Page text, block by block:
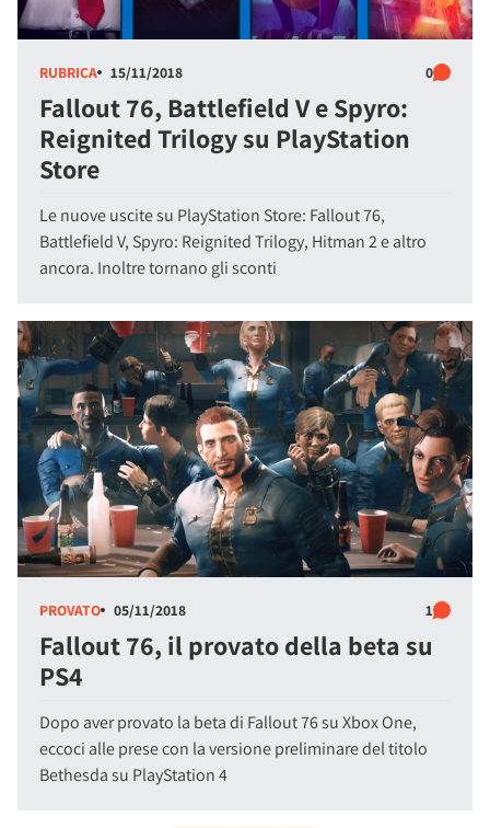
RUBRICA 15/11/2018 0
Fallout 76, Battlefield V e Spyro:
Reignited Trilogy su PlayStation
Store
Le nuove uscite su PlayStation Store: Fallout 76,
Battlefield V, Spyro: Reignited Trilogy, Hitman 2 e altro
ancora. Inoltre tornano gli sconti
PROVATO 05/11/2018 1
Fallout 76, il provato della beta su
PS4
Dopo aver provato la beta di Fallout 76 su Xbox One,
eccoci alle prese con la versione preliminare del titolo
Bethesda su PlayStation 4